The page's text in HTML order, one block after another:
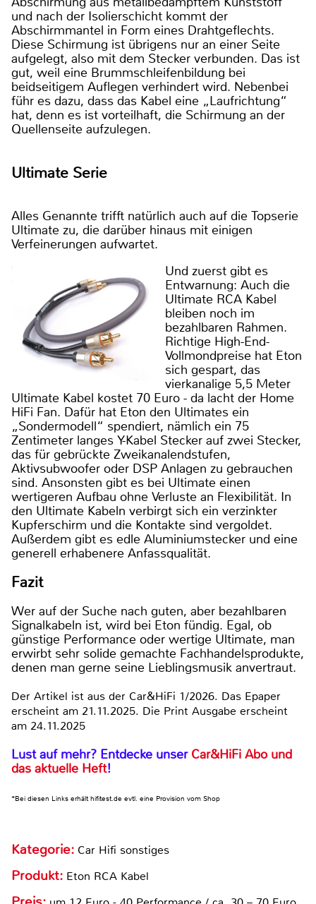
und nach der Isolierschicht kommt der
Abschirmmantel in Form eines Drahtgeflechts.
Diese Schirmung ist übrigens nur an einer Seite
aufgelegt, also mit dem Stecker verbunden. Das ist
gut, weil eine Brummschleifenbildung bei
beidseitigem Auflegen verhindert wird. Nebenbei
führ es dazu, dass das Kabel eine „Laufrichtung“
hat, denn es ist vorteilhaft, die Schirmung an der
Quellenseite aufzulegen.
Ultimate Serie
Alles Genannte trifft natürlich auch auf die Topserie
Ultimate zu, die darüber hinaus mit einigen
Verfeinerungen aufwartet.
Und zuerst gibt es
Entwarnung: Auch die
Ultimate RCA Kabel
bleiben noch im
bezahlbaren Rahmen.
Richtige High-End-
Vollmondpreise hat Eton
sich gespart, das
vierkanalige 5,5 Meter
Ultimate Kabel kostet 70 Euro - da lacht der Home
HiFi Fan. Dafür hat Eton den Ultimates ein
„Sondermodell“ spendiert, nämlich ein 75
Zentimeter langes Y-Kabel Stecker auf zwei Stecker,
das für gebrückte Zweikanalendstufen,
Aktivsubwoofer oder DSP Anlagen zu gebrauchen
sind. Ansonsten gibt es bei Ultimate einen
wertigeren Aufbau ohne Verluste an Flexibilität. In
den Ultimate Kabeln verbirgt sich ein verzinkter
Kupferschirm und die Kontakte sind vergoldet.
Außerdem gibt es edle Aluminiumstecker und eine
generell erhabenere Anfassqualität.
Fazit
Wer auf der Suche nach guten, aber bezahlbaren
Signalkabeln ist, wird bei Eton fündig. Egal, ob
günstige Performance oder wertige Ultimate, man
erwirbt sehr solide gemachte Fachhandelsprodukte,
denen man gerne seine Lieblingsmusik anvertraut.
Der Artikel ist aus der Car&HiFi 1/2026. Das Epaper
erscheint am 21.11.2025. Die Print Ausgabe erscheint
am 24.11.2025
Lust auf mehr? Entdecke unser Car&HiFi Abo und
das aktuelle Heft!
*Bei diesen Links erhält hifitest.de evtl. eine Provision vom Shop
Kategorie: Car Hifi sonstiges
Produkt: Eton RCA Kabel